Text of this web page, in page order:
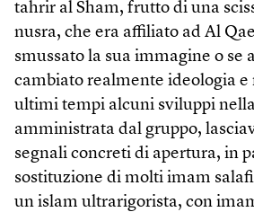
tahrir al Sham, frutto di una
nusra, che era affiliato ad Al
smussato la sua immagine o se
cambiato realmente ideologia
ultimi tempi alcuni sviluppi
amministrata dal gruppo,
segnali concreti di apertura, in
sostituzione di molti imam
un islam ultrarigorista, con